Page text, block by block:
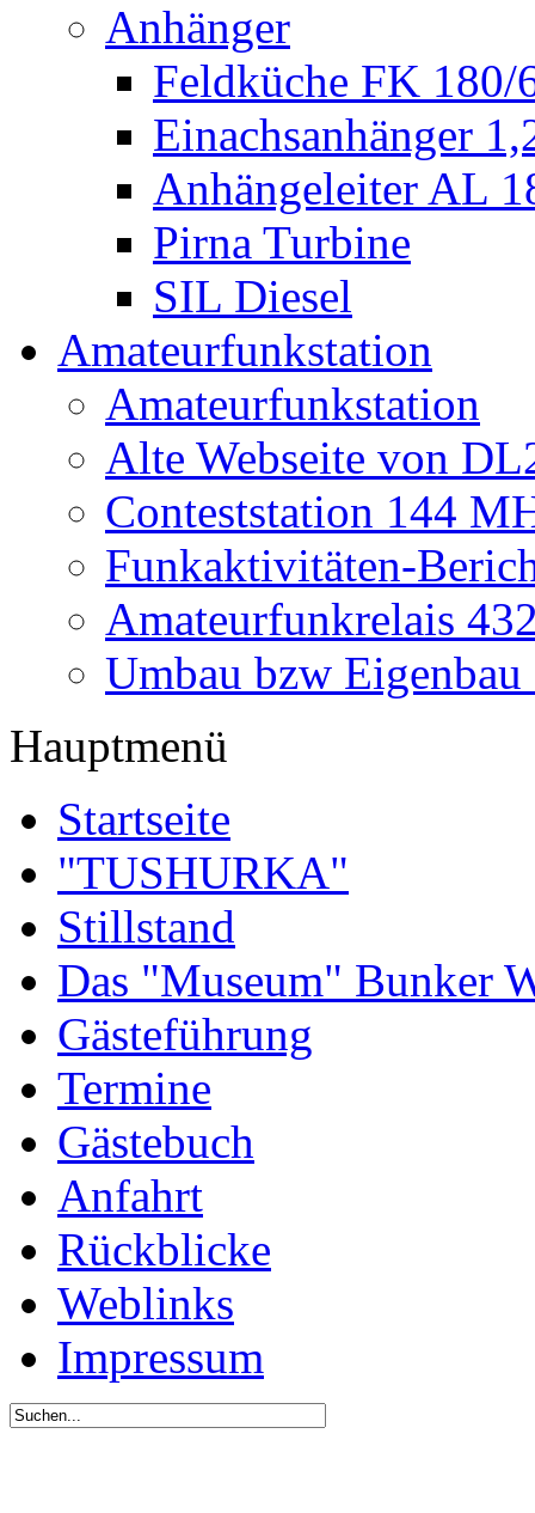
Anhänger
Feldküche FK 180/
Einachsanhänger
Anhängeleiter AL
Pirna Turbine
SIL Diesel
Amateurfunkstation
Amateurfunkstation
Alte Webseite von
Conteststation 144
Funkaktivitäten-
Amateurfunkrelais
Umbau bzw
Hauptmenü
Startseite
"TUSHURKA"
Stillstand
Das "Museum" Bunker
Gästeführung
Termine
Gästebuch
Anfahrt
Rückblicke
Weblinks
Impressum